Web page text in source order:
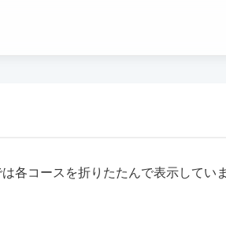
各コースを折りたたんで表示してい